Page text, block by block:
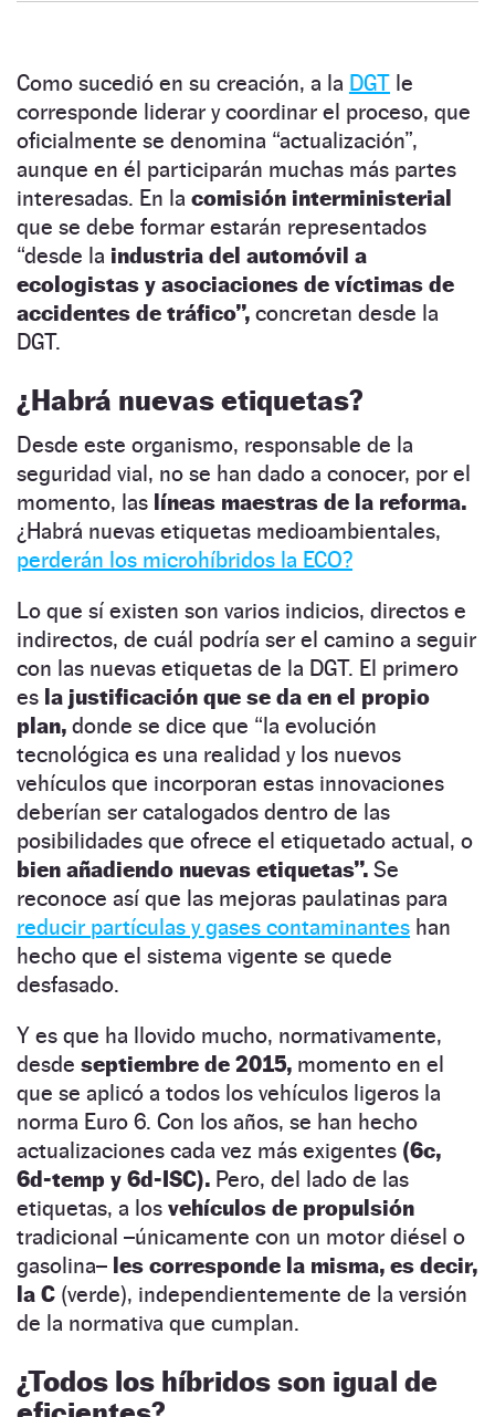
Como sucedió en su creación, a la DGT le
corresponde liderar y coordinar el proceso, que
oficialmente se denomina “actualización”,
aunque en él participarán muchas más partes
interesadas. En la comisión interministerial
que se debe formar estarán representados
“desde la industria del automóvil a
ecologistas y asociaciones de víctimas de
accidentes de tráfico”, concretan desde la
DGT.
¿Habrá nuevas etiquetas?
Desde este organismo, responsable de la
seguridad vial, no se han dado a conocer, por el
momento, las líneas maestras de la reforma.
¿Habrá nuevas etiquetas medioambientales,
perderán los microhíbridos la ECO?
Lo que sí existen son varios indicios, directos e
indirectos, de cuál podría ser el camino a seguir
con las nuevas etiquetas de la DGT. El primero
es la justificación que se da en el propio
plan, donde se dice que “la evolución
tecnológica es una realidad y los nuevos
vehículos que incorporan estas innovaciones
deberían ser catalogados dentro de las
posibilidades que ofrece el etiquetado actual, o
bien añadiendo nuevas etiquetas”. Se
reconoce así que las mejoras paulatinas para
reducir partículas y gases contaminantes han
hecho que el sistema vigente se quede
desfasado.
Y es que ha llovido mucho, normativamente,
desde septiembre de 2015, momento en el
que se aplicó a todos los vehículos ligeros la
norma Euro 6. Con los años, se han hecho
actualizaciones cada vez más exigentes (6c,
6d-temp y 6d-ISC). Pero, del lado de las
etiquetas, a los vehículos de propulsión
tradicional –únicamente con un motor diésel o
gasolina– les corresponde la misma, es decir,
la C (verde), independientemente de la versión
de la normativa que cumplan.
¿Todos los híbridos son igual de